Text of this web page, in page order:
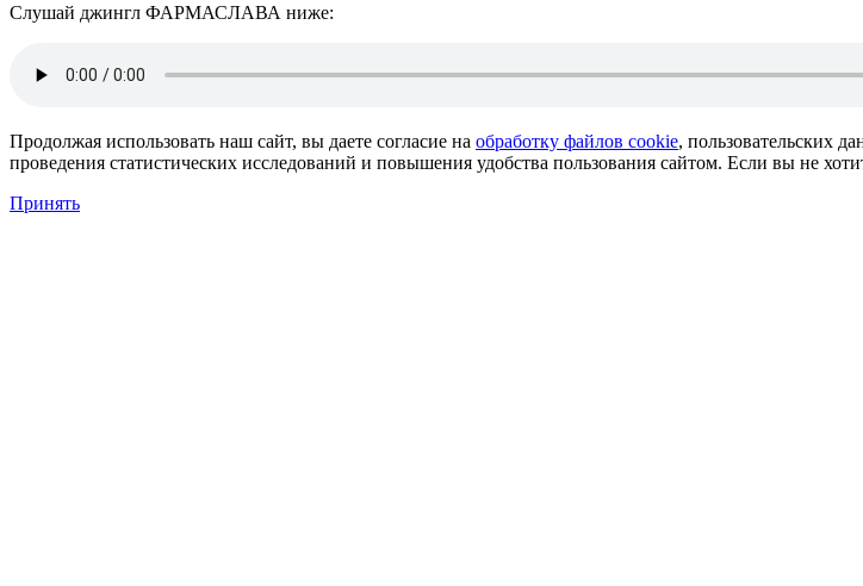
Слушай джингл ФАРМАСЛАВА ниже:
Продолжая использовать наш сайт, вы даете согласие на обработку файлов cookie, пользовательских
проведения статистических исследований и повышения удобства пользования сайтом. Если вы не
Принять